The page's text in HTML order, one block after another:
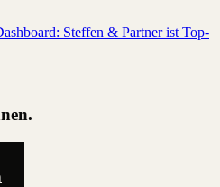
Steffen & Partner ist Top-